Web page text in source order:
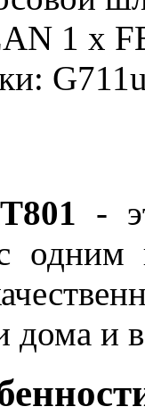
1 x
-
одним
дома и